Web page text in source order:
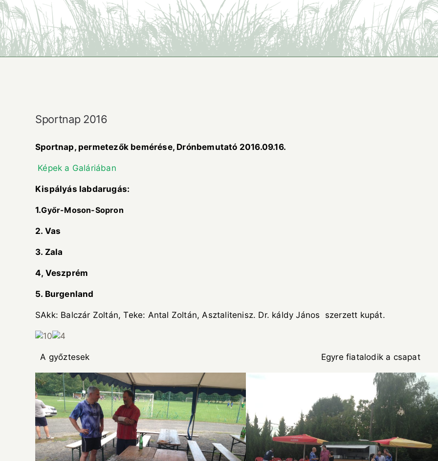
Sportnap 2016
Sportnap, permetezők bemérése, Drónbemutató 2016.09.16.
Képek a Galáriában
Kispályás labdarugás:
1.Győr-Moson-Sopron
2. Vas
3. Zala
4, Veszprém
5. Burgenland
SAkk: Balczár Zoltán, Teke: Antal Zoltán, Asztalitenisz. Dr. káldy János szerzett kupát.
A győztesek Egyre fiatalodik a csapat